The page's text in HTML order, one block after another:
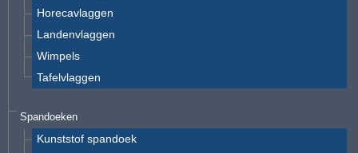
Horecavlaggen
Landenvlaggen
Wimpels
Tafelvlaggen
Spandoeken
Kunststof spandoek